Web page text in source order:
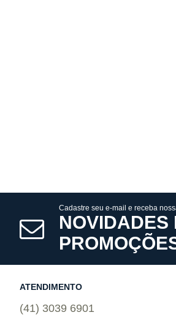
Cadastre seu e-mail e receba
NOVIDADES
ATENDIMENTO
(41) 3039 6901